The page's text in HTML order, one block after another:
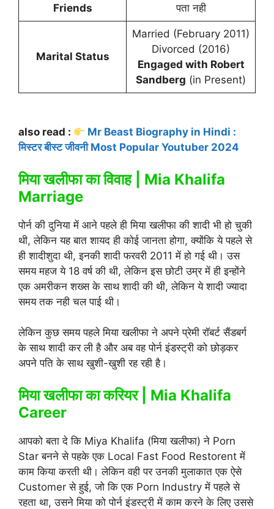
Friends पता नही
Marital Status
Married (February 2011)
Divorced (2016)
Engaged with Robert
Sandberg (in Present)
also read :
Mr Beast Biography in Hindi :
मिस्टर बीस्ट जीवनी Most Popular Youtuber 2024
मिया खलीफा का विवाह | Mia Khalifa
Marriage
पोर्न की दुनिया में आने पहले ही मिया खलीफा की शादी भी हो चुकी
थी, लेकिन यह बात शायद ही कोई जानता होगा, क्योंकि ये पहले से
ही शादीशुदा थी, इनकी शादी फरवरी 2011 में हो गई थी। उस
समय महज ये 18 वर्ष की थी, लेकिन इस छोटी उम्र में ही इन्होंने
एक अमरीकन शख्स के साथ शादी की थी, लेकिन ये शादी ज्यादा
समय तक नही चल पाई थी।
लेकिन कुछ समय पहले मिया खलीफा ने अपने प्रेमी रॉबर्ट सैंडबर्ग
के साथ शादी कर ली है और अब वह पोर्न इंडस्ट्री को छोड़कर
अपने पति के साथ खुशी-खुशी रह रही है।
मिया खलीफा का करियर | Mia Khalifa
Career
आपको बता दे कि Miya Khalifa (मिया खलीफा) ने Porn
Star बनने से पहके एक Local Fast Food Restorent में
काम किया करती थी। लेकिन वही पर उनकी मुलाकात एक ऐसे
Customer से हुई, जो कि एक Porn Industry में पहले से
रहता था, उसने मिया को पोर्न इंडस्ट्री में काम करने के लिए उससे